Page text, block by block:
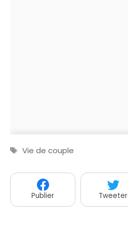
Étiquettes
Vie de couple
Publier Tweeter